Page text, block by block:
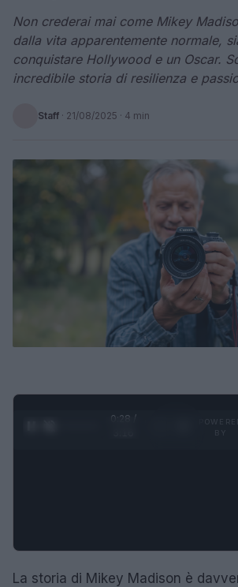
Non crederai mai come Mikey
dalla vita apparentemente normale,
conquistare Hollywood e un Oscar.
incredibile storia di resilienza e
Staff · 21/08/2025 · 4 min
0:29 /
La storia di Mikey Madison è